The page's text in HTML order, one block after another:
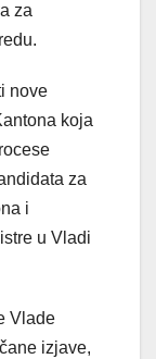
za
nove
koja
za
i
u Vladi
Vlade
izjave,